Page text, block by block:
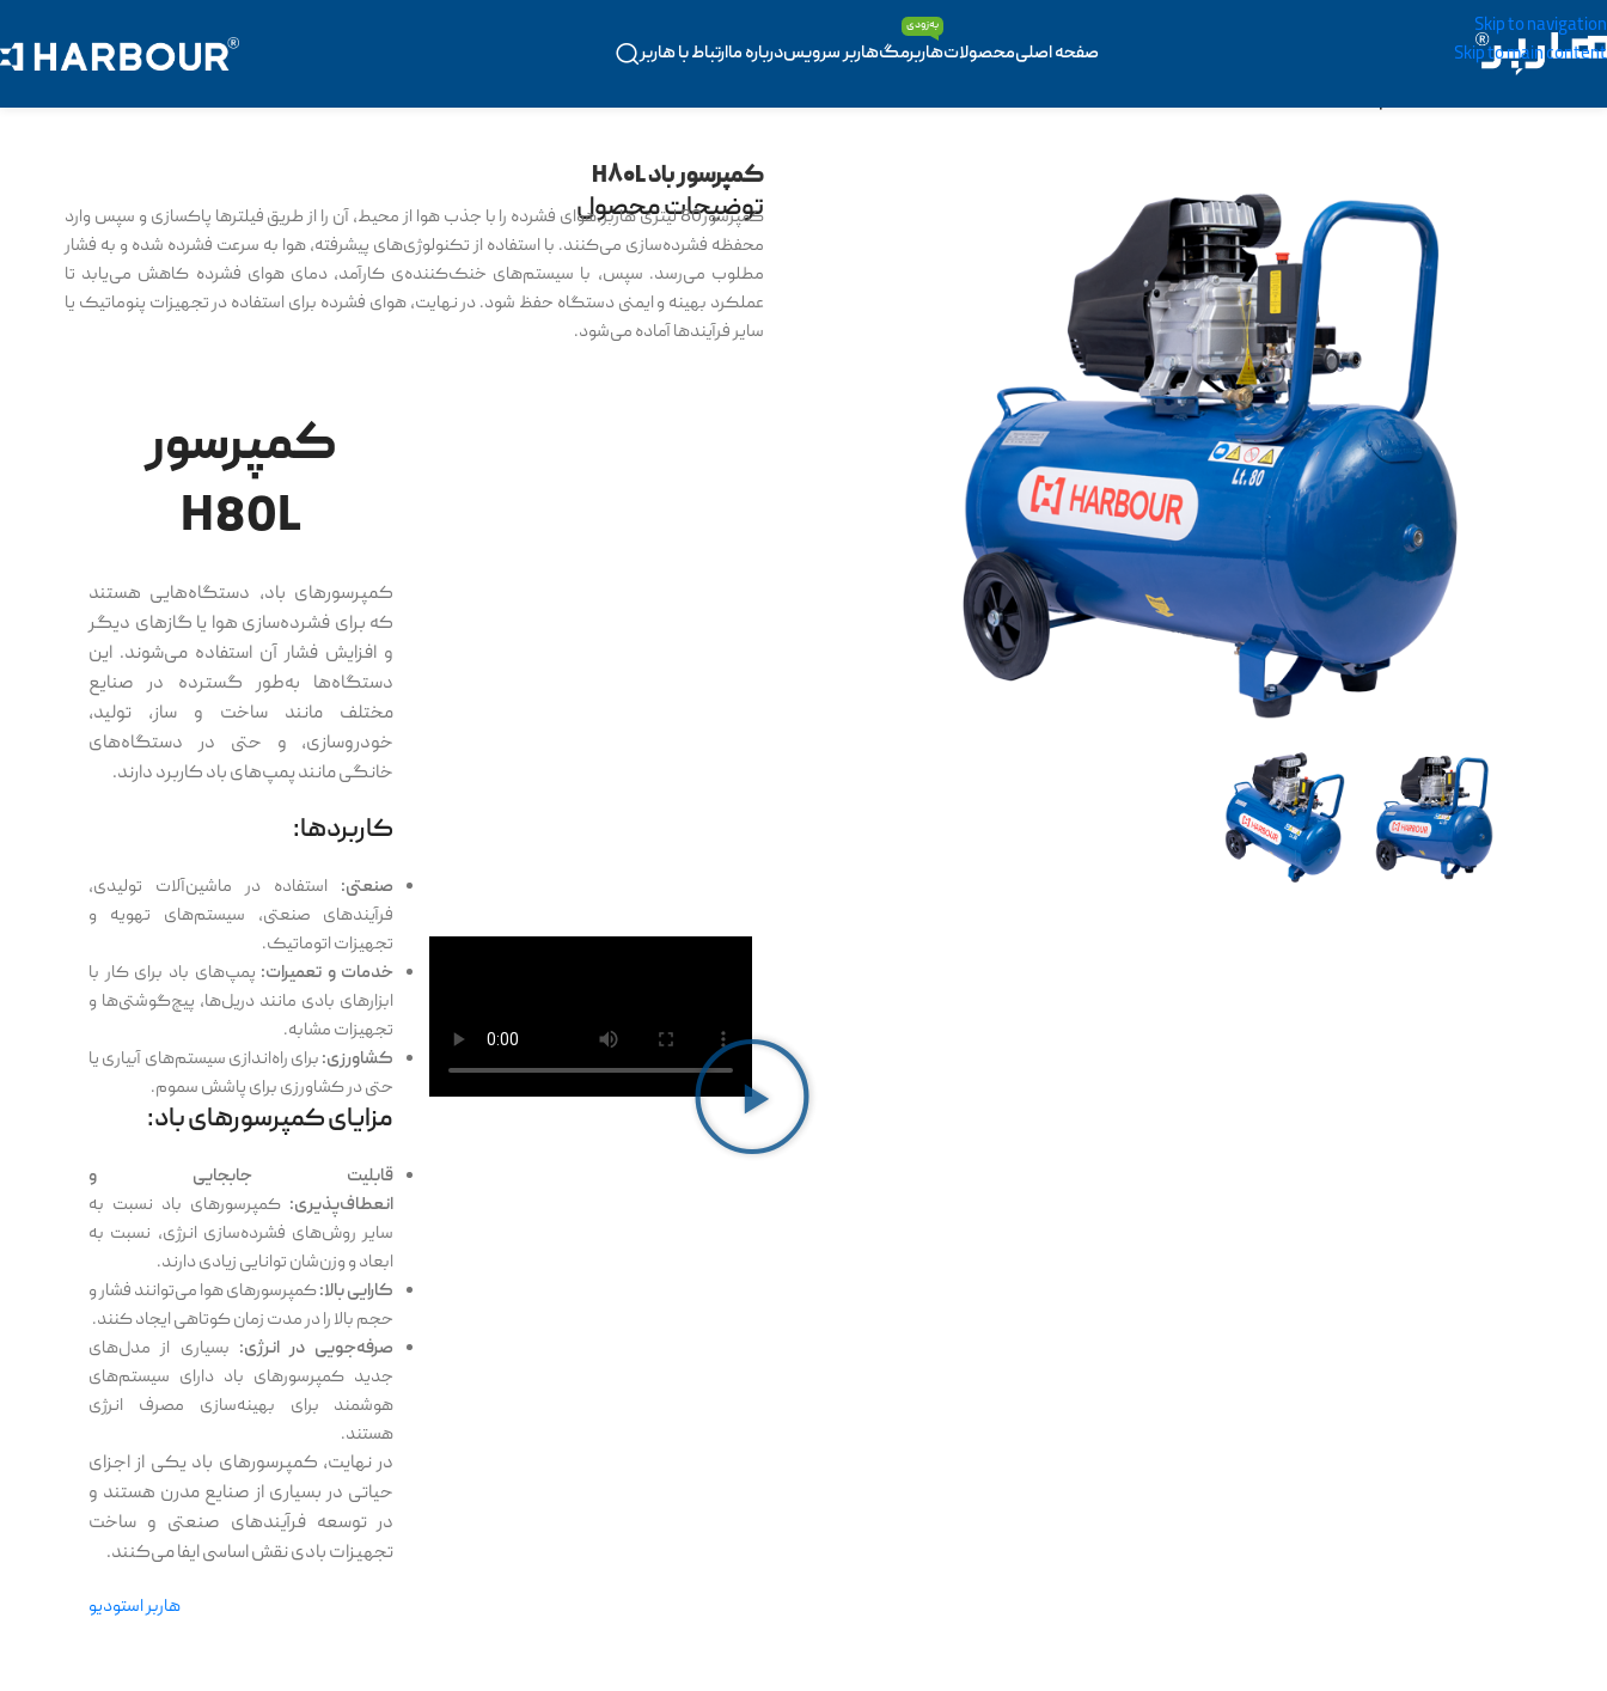
Skip to navigation
Skip to main content
صفحه اصلیمحصولات
ابزارهای
برقی
دمنده و
مکنده
هاربرمگ
به‌زودی
هاربر سرویسدرباره ماارتباط با هاربر
کمپرسور باد H۸۰L
توضیحات محصول
کمپرسور80 لیتری هاربر،هوای فشرده را با جذب هوا از محیط، آن را از طریق فیلترها پاکسازی و سپس وارد
محفظه فشرده‌سازی می‌کنند. با استفاده از تکنولوژی‌های پیشرفته، هوا به سرعت فشرده شده و به فشار
مطلوب می‌رسد. سپس، با سیستم‌های خنک‌کننده‌ی کارآمد، دمای هوای فشرده کاهش می‌یابد تا
عملکرد بهینه و ایمنی دستگاه حفظ شود. در نهایت، هوای فشرده برای استفاده در تجهیزات پنوماتیک یا
سایر فرآیندها آماده می‌شود.
کمپرسور
H80L
کمپرسورهای باد، دستگاه‌هایی هستند
که برای فشرده‌سازی هوا یا گازهای دیگر
و افزایش فشار آن استفاده می‌شوند. این
دستگاه‌ها به‌طور گسترده در صنایع
مختلف مانند ساخت و ساز، تولید،
خودروسازی، و حتی در دستگاه‌های
خانگی مانند پمپ‌های باد کاربرد دارند.
کاربردها:
صنعتی: استفاده در ماشین‌آلات تولیدی،
فرآیندهای صنعتی، سیستم‌های تهویه و
تجهیزات اتوماتیک.
خدمات و تعمیرات: پمپ‌های باد برای کار با
ابزارهای بادی مانند دریل‌ها، پیچ‌گوشتی‌ها و
تجهیزات مشابه.
کشاورزی:برای راه‌اندازی سیستم‌های آبیاری یا
حتی در کشاورزی برای پاشش سموم.
مزایای کمپرسورهای باد:
قابلیت جابجایی و
انعطاف‌پذیری: کمپرسورهای باد نسبت به
سایر روش‌های فشرده‌سازی انرژی، نسبت به
ابعاد و وزن‌شان توانایی زیادی دارند.
کارایی بالا:کمپرسورهای هوا می‌توانند فشار و
حجم بالا را در مدت زمان کوتاهی ایجاد کنند.
صرفه‌جویی در انرژی: بسیاری از مدل‌های
جدید کمپرسورهای باد دارای سیستم‌های
هوشمند برای بهینه‌سازی مصرف انرژی
هستند.
در نهایت، کمپرسورهای باد یکی از اجزای
حیاتی در بسیاری از صنایع مدرن هستند و
در توسعه فرآیندهای صنعتی و ساخت
تجهیزات بادی نقش اساسی ایفا می‌کنند.
هاربر استودیو